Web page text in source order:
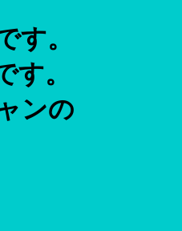
す。
。
ンの